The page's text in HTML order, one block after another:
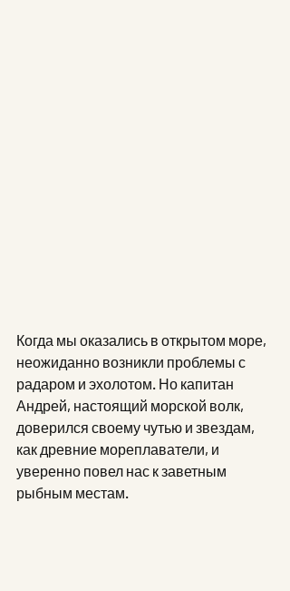
Когда мы оказались в открытом море,
неожиданно возникли проблемы с
радаром и эхолотом. Но капитан
Андрей, настоящий морской волк,
доверился своему чутью и звездам,
как древние мореплаватели, и
уверенно повел нас к заветным
рыбным местам.